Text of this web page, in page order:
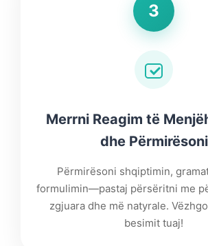
3
Merrni Reagim të
dhe Përmirësoni
Përmirësoni shqiptimin,
formulimin—pastaj përsëritni me
zgjuara dhe më natyrale.
besimit tuaj!